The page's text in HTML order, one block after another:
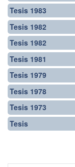
Tesis 1983
Tesis 1982
Tesis 1982
Tesis 1981
Tesis 1979
Tesis 1978
Tesis 1973
Tesis